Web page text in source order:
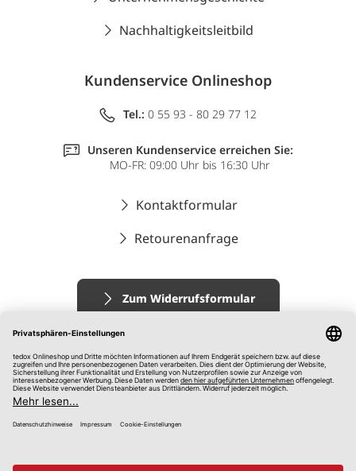
Nachhaltigkeitsleitbild
Kundenservice Onlineshop
Tel.: 0 55 93 - 80 29 77 12
Unseren Kundenservice erreichen Sie:
MO-FR: 09:00 Uhr bis 16:30 Uhr
Kontaktformular
Retourenanfrage
Zum Widerrufsformular
Impressum
AGB
Datenschutz